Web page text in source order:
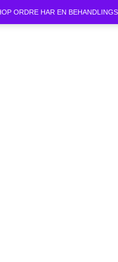
d.24/6 og Tirsdag d.25/6. Alle
ORDRE HAR EN